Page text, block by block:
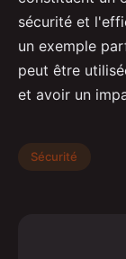
sécurité et
un exemple
peut être
et avoir un
Sécurité